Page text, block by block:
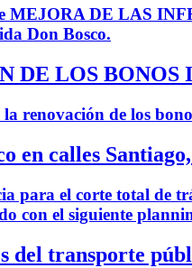
MEJORA DE LAS
Don Bosco.
DE LOS BONOS
renovación de los
en calles
para el corte total de
con el siguiente
del transporte